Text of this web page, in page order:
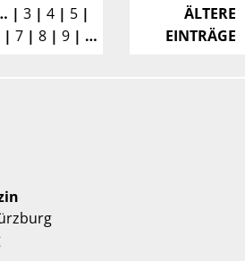
3 4
5
7 8 9 …
ÄLTERE
EINTRÄGE